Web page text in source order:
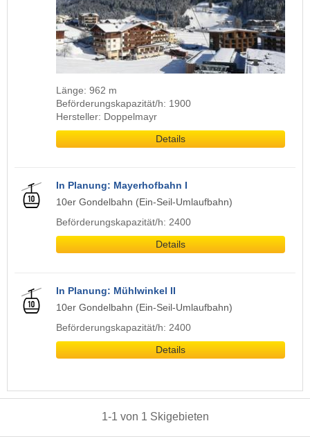
Länge: 962 m
Beförderungskapazität/h: 1900
Hersteller: Doppelmayr
Details
In Planung: Mayerhofbahn I
10er Gondelbahn (Ein-Seil-Umlaufbahn)
Beförderungskapazität/h: 2400
Details
In Planung: Mühlwinkel II
10er Gondelbahn (Ein-Seil-Umlaufbahn)
Beförderungskapazität/h: 2400
Details
1-1 von 1 Skigebieten